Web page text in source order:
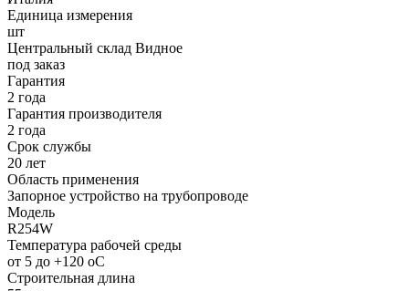
Единица измерения
шт
Центральный склад Видное
под заказ
Гарантия
2 года
Гарантия производителя
2 года
Срок службы
20 лет
Область применения
Запорное устройство на трубопроводе
Модель
R254W
Температура рабочей среды
от 5 до +120 oC
Строительная длина